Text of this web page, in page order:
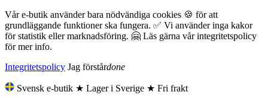
Vår e-butik använder bara nödvändiga cookies 🍪 för att
grundläggande funktioner ska fungera. ✅ Vi använder inga kakor
för statistik eller marknadsföring. 🤗 Läs gärna vår integritetspolicy
för mer info.
Integritetspolicy Jag förstårdone
Svensk e-butik ★ Lager i Sverige ★ Fri frakt